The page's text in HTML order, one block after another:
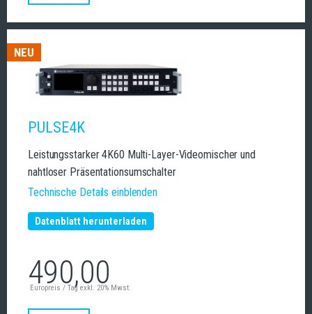
PULSE4K
Leistungsstarker 4K60 Multi-Layer-Videomischer und
nahtloser Präsentationsumschalter
Technische Details einblenden
Datenblatt herunterladen
490,00
Europreis / Tag exkl. 20% Mwst.
NEU